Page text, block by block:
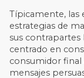
Típicamente, las
estrategias de
sus contrapartes
centrado en
consumidor final
mensajes